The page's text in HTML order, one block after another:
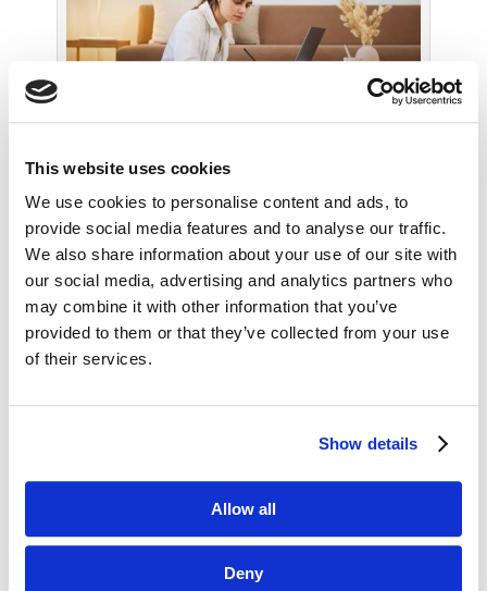
This website uses cookies
We use cookies to personalise content and ads, to
provide social media features and to analyse our traffic.
We also share information about your use of our site with
our social media, advertising and analytics partners who
may combine it with other information that you’ve
provided to them or that they’ve collected from your use
of their services.
Show details
Allow all
Deny
rozwijanie swoich kompetencji i utrwalanie
posiadanej wiedzy
MM: A sam dyplom?
Czy certyfikat o charakterze
dość marketingowym robi
wrażenie w świecie PR-owym?
to raczej fajne uzupełnienie
dyplom swoją wartość. I choć nie zdawałem,
jeszcze, egzaminów CIM, ukończyłem sam kurs
i już samo to postrzegam za świetną rzecz dla